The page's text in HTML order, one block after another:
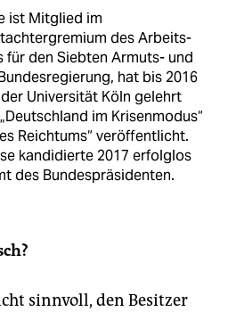
ist Mitglied im
des Arbeits-
für den Siebten Armuts- und
hat bis 2016
Universität Köln gelehrt
im Krisenmodus“
Reichtums“ veröffentlicht.
kandidierte 2017 erfolglos
des Bundespräsidenten.
sinnvoll, den Besitzer